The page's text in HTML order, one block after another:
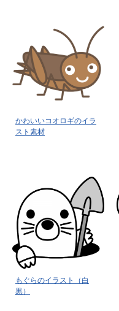
かわいいコオロギのイラ
スト素材
もぐらのイラスト（白
黒）